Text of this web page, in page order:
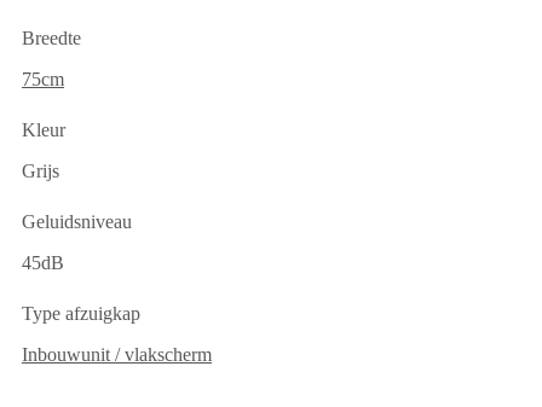
Breedte
75cm
Kleur
Grijs
Geluidsniveau
45dB
Type afzuigkap
Inbouwunit / vlakscherm